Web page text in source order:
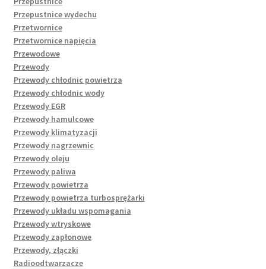
Przepustnice wydechu
Przetwornice
Przetwornice napięcia
Przewodowe
Przewody
Przewody chłodnic powietrza
Przewody chłodnic wody
Przewody EGR
Przewody hamulcowe
Przewody klimatyzacji
Przewody nagrzewnic
Przewody oleju
Przewody paliwa
Przewody powietrza
Przewody powietrza turbosprężarki
Przewody układu wspomagania
Przewody wtryskowe
Przewody zapłonowe
Przewody, złączki
Radioodtwarzacze